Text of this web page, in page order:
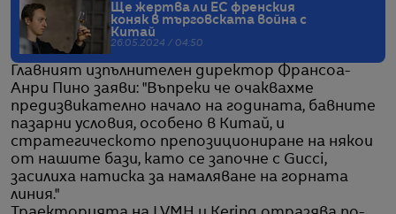
Ще жертва ли ЕС френския
коняк в търговската война с
Китай
26.05.2024 / 04:50
Главният изпълнителен директор Франсоа-
Анри Пино заяви: "Въпреки че очаквахме
предизвикателно начало на годината, бавните
пазарни условия, особено в Китай, и
стратегическото препозициониране на някои
от нашите бази, като се започне с Gucci,
засилиха натиска за намаляване на горната
линия."